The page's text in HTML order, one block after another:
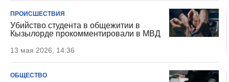
ПРОИСШЕСТВИЯ
Убийство студента в общежитии в
Кызылорде прокомментировали в МВД
13 мая 2026, 14:36
ОБЩЕСТВО